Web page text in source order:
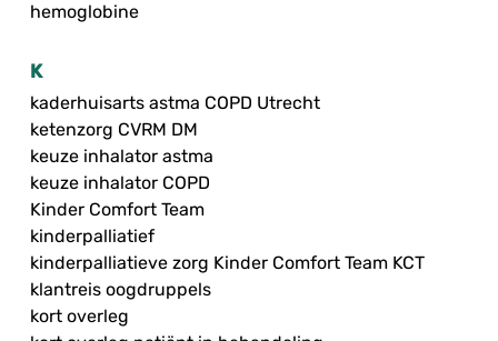
hemoglobine
K
kaderhuisarts astma COPD Utrecht
ketenzorg CVRM DM
keuze inhalator astma
keuze inhalator COPD
Kinder Comfort Team
kinderpalliatief
kinderpalliatieve zorg Kinder Comfort Team KCT
klantreis oogdruppels
kort overleg